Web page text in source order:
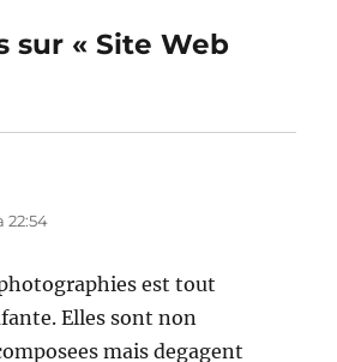
sur « Site Web
22:54
est tout
Elles sont non
mais degagent